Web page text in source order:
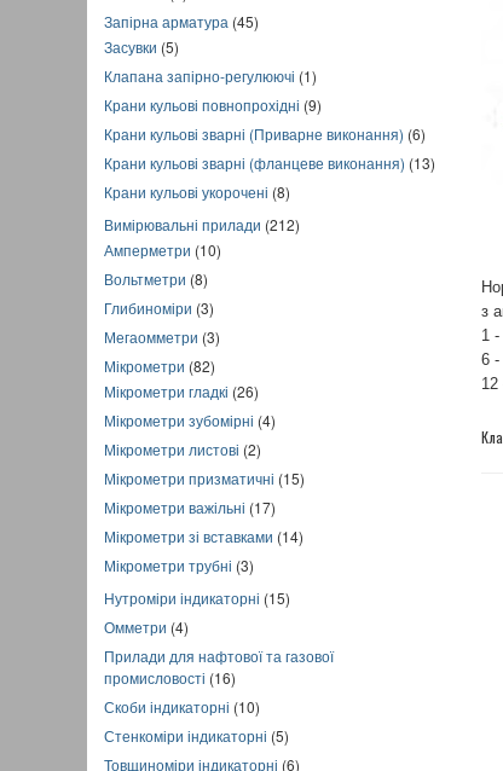
Запірна арматура (45)
Засувки (5)
Клапана запірно-регулюючі (1)
Крани кульові повнопрохідні (9)
Крани кульові зварні (Приварне виконання) (6)
Крани кульові зварні (фланцеве виконання) (13)
Крани кульові укорочені (8)
Вимірювальні прилади (212)
Амперметри (10)
Вольтметри (8)
Глибиноміри (3)
Мегаомметри (3)
Мікрометри (82)
Мікрометри гладкі (26)
Мікрометри зубомірні (4)
Мікрометри листові (2)
Мікрометри призматичні (15)
Мікрометри важільні (17)
Мікрометри зі вставками (14)
Мікрометри трубні (3)
Нутроміри індикаторні (15)
Омметри (4)
Прилади для нафтової та газової
промисловості (16)
Скоби індикаторні (10)
Стенкоміри індикаторні (5)
Товщиноміри індикаторні (6)
з
1
6 -
12